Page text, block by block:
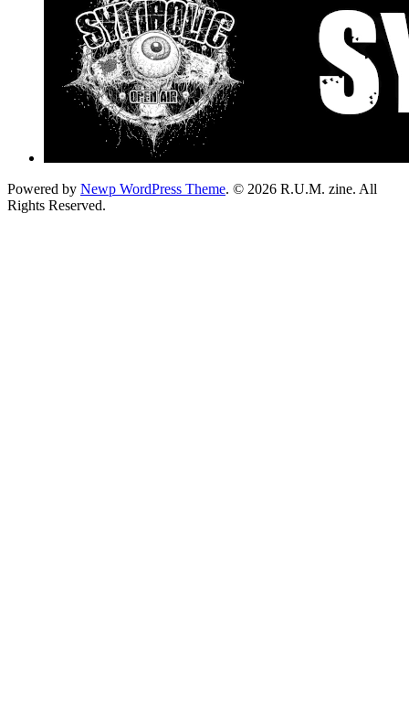
Powered by Newp WordPress Theme. © 2026 R.U.M. zine. All
Rights Reserved.